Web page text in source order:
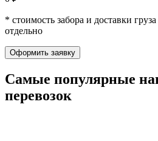
* стоимость забора и доставки
отдельно
Оформить заявку
Самые популярные
перевозок